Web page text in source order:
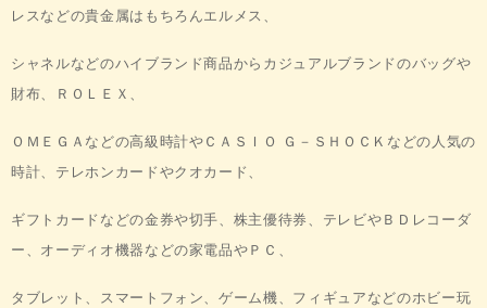
レスなどの貴金属はもちろんエルメス、
シャネルなどのハイブランド商品から カジュアルブランドのバッグや
財布、ＲＯＬＥＸ、
ＯＭＥＧＡなどの高級時計やＣＡＳＩＯ Ｇ－ＳＨＯＣＫ などの 人気の
時計、テレホンカードやクオカード、
ギフトカードなどの金券や切手、株主優待券、テレビや ＢＤレコーダ
ー、オーディオ機器などの家電品やＰＣ、
タブレット、スマートフォン、ゲーム機、フィギュア などのホビー玩